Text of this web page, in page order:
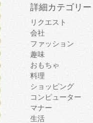
詳細カテゴリー
リクエスト
会社
ファッション
趣味
おもちゃ
料理
ショッピング
コンピューター
マナー
生活